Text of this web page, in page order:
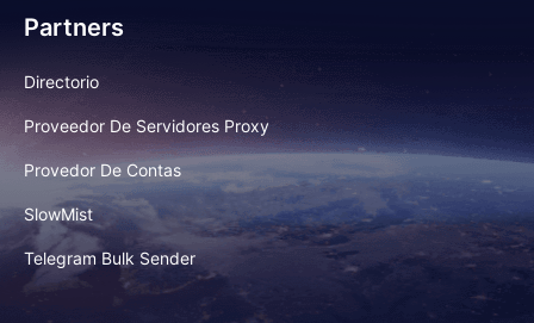
Partners
Directorio
Proveedor De Servidores Proxy
Provedor De Contas
SlowMist
Telegram Bulk Sender